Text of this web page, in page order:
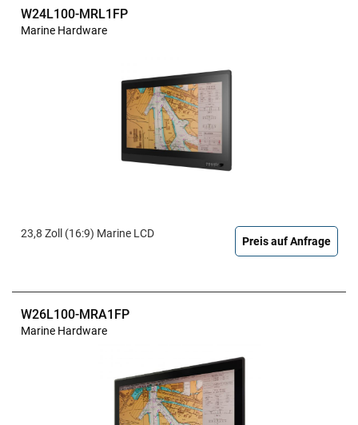
W24L100-MRL1FP
Marine Hardware
23,8 Zoll (16:9) Marine LCD
Preis auf Anfrage
W26L100-MRA1FP
Marine Hardware